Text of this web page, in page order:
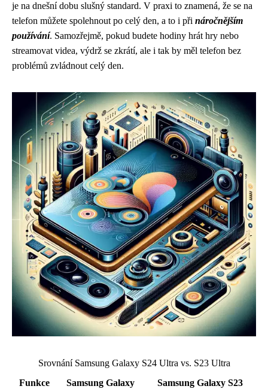
je na dnešní dobu slušný standard. V praxi to znamená, že se na
telefon můžete spolehnout po celý den, a to i při náročnějším
používání. Samozřejmě, pokud budete hodiny hrát hry nebo
streamovat videa, výdrž se zkrátí, ale i tak by měl telefon bez
problémů zvládnout celý den.
Srovnání Samsung Galaxy S24 Ultra vs. S23 Ultra
Funkce
Samsung Galaxy Samsung Galaxy S23